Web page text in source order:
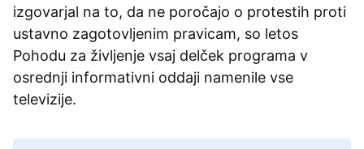
izgovarjal na to, da ne poročajo o protestih proti
ustavno zagotovljenim pravicam, so letos
Pohodu za življenje vsaj delček programa v
osrednji informativni oddaji namenile vse
televizije.